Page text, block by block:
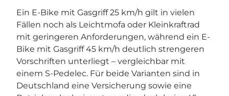
Ein E-Bike mit Gasgriff 25 km/h gilt in vielen
Fällen noch als Leichtmofa oder Kleinkraftrad
mit geringeren Anforderungen, während ein E-
Bike mit Gasgriff 45 km/h deutlich strengeren
Vorschriften unterliegt – vergleichbar mit
einem S-Pedelec. Für beide Varianten sind in
Deutschland eine Versicherung sowie eine